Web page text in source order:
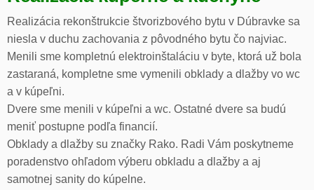
Realizácia rekonštrukcie štvorizbového bytu v Dúbravke sa
niesla v duchu zachovania z pôvodného bytu čo najviac.
Menili sme kompletnú elektroinštaláciu v byte, ktorá už bola
zastaraná, kompletne sme vymenili obklady a dlažby vo wc
a v kúpeľni.
Dvere sme menili v kúpeľni a wc. Ostatné dvere sa budú
meniť postupne podľa financií.
Obklady a dlažby su značky Rako. Radi Vám poskytneme
poradenstvo ohľadom výberu obkladu a dlažby a aj
samotnej sanity do kúpelne.